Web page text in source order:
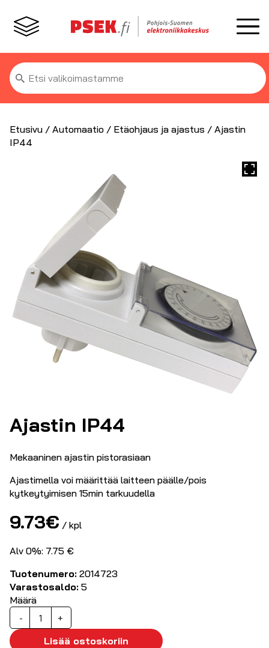
Etsi:
Etusivu / Automaatio / Etäohjaus ja ajastus / Ajastin
IP44
Ajastin IP44
Mekaaninen ajastin pistorasiaan
Ajastimella voi määrittää laitteen päälle/pois
kytkeytyimisen 15min tarkuudella
9.73€ / kpl
Alv 0%: 7.75 €
Tuotenumero: 2014723
Varastosaldo: 5
Määrä
-
Ajastin
IP44
määrä
+
Lisää ostoskoriin